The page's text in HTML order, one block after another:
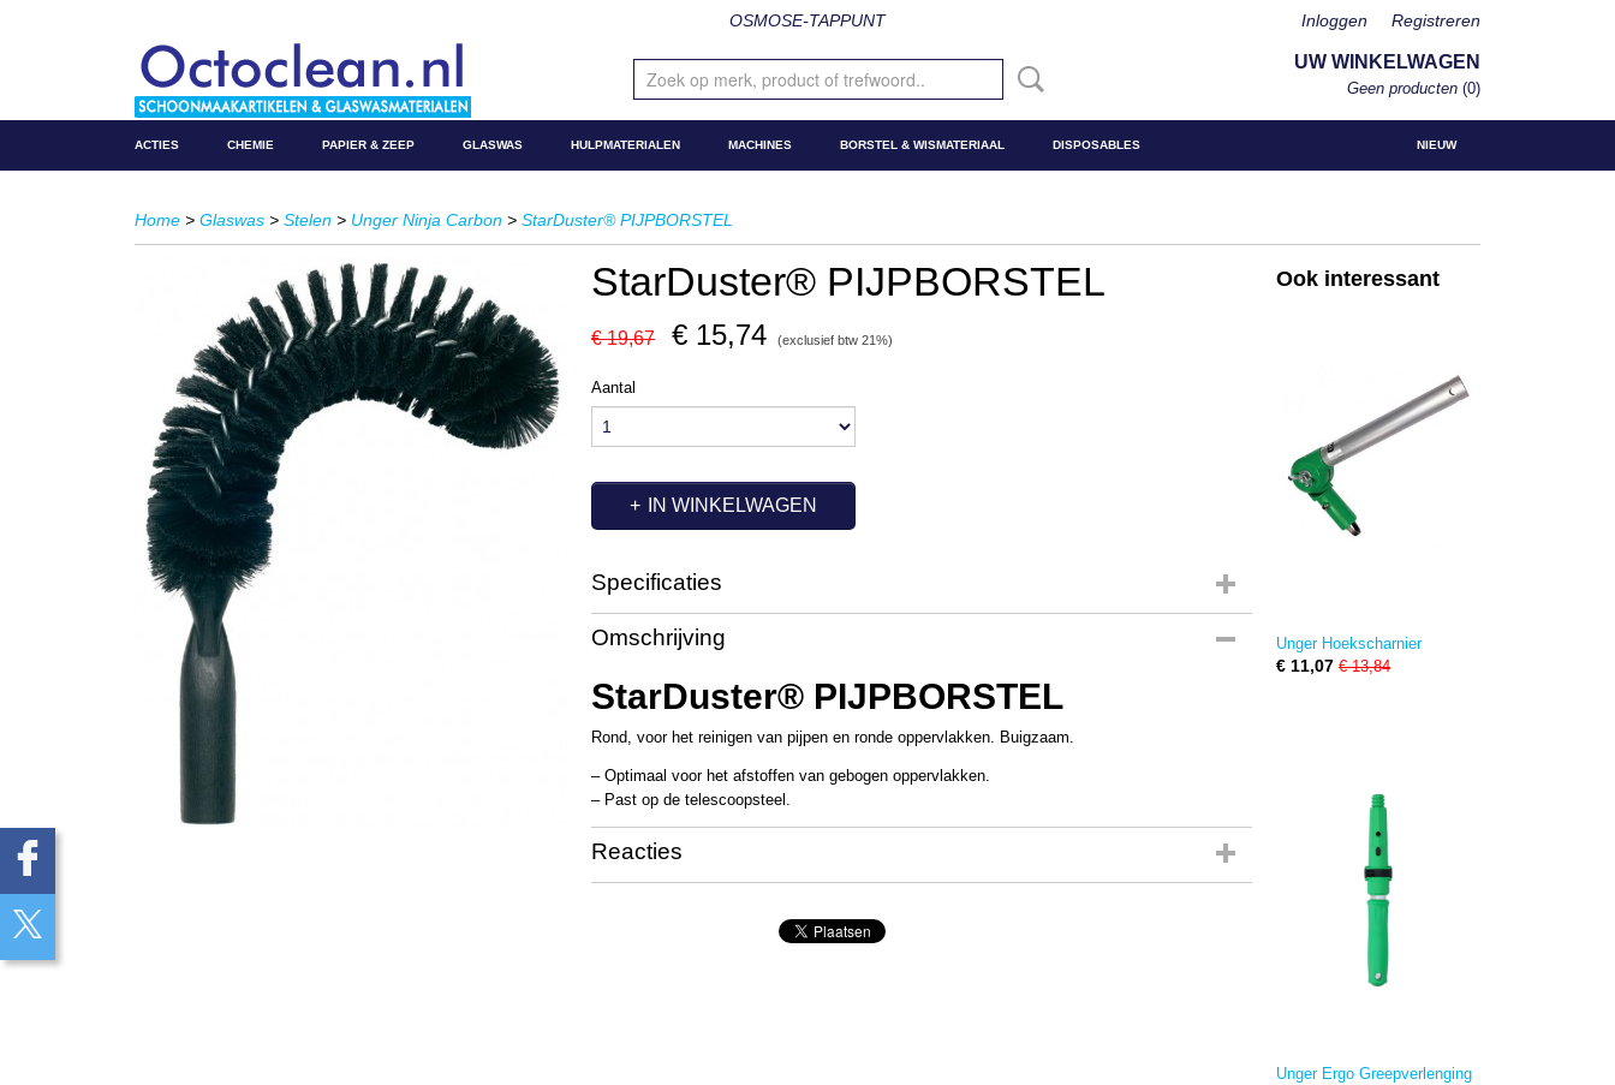
OSMOSE-TAPPUNT Inloggen Registreren
UW WINKELWAGEN
Geen producten (0)
NIEUW
ACTIES CHEMIE PAPIER & ZEEP GLASWAS HULPMATERIALEN MACHINES BORSTEL & WISMATERIAAL DISPOSABLES
Home > Glaswas > Stelen > Unger Ninja Carbon > StarDuster® PIJPBORSTEL
StarDuster® PIJPBORSTEL
€ 19,67 € 15,74 (exclusief btw 21%)
Aantal
IN WINKELWAGEN
Specificaties
Productcode
Omschrijving
StarDuster® PIJPBORSTEL
Rond, voor het reinigen van pijpen en ronde oppervlakken. Buigzaam.
– Optimaal voor het afstoffen van gebogen oppervlakken.
– Past op de telescoopsteel.
Reacties
Ook interessant
Unger Hoekscharnier
€ 11,07 € 13,84
Unger Ergo Greepverlenging